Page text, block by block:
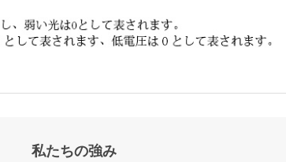
私たちの強み